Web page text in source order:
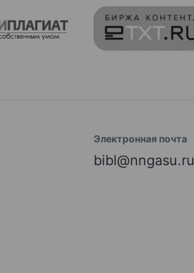
Электронная почта
bibl@nngasu.ru